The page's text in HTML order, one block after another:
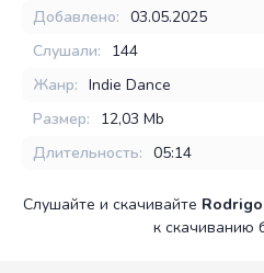
Добавлено: 03.05.2025
Слушали:
144
Жанр: Indie Dance
Размер:
12,03 Mb
Длительность: 05:14
Слушайте и скачивайте
к скачиванию